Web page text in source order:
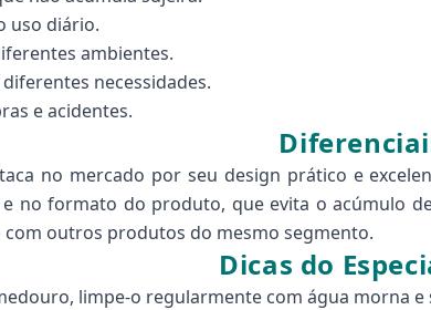
uso diário.
ambientes.
necessidades.
e acidentes.
no mercado por seu design prático e
no formato do produto, que evita o acúmulo
outros produtos do mesmo segmento.
Dicas do
limpe-o regularmente com água morna e